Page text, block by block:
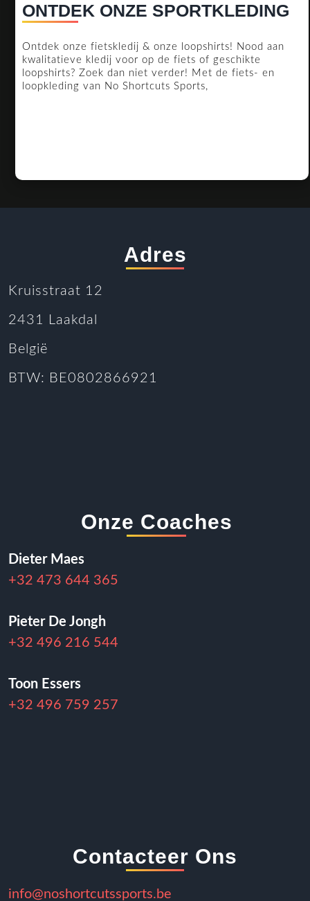
ONTDEK ONZE SPORTKLEDING
Ontdek onze fietskledij & onze loopshirts! Nood aan
kwalitatieve kledij voor op de fiets of geschikte
loopshirts? Zoek dan niet verder! Met de fiets- en
loopkleding van No Shortcuts Sports,
Adres
Kruisstraat 12
2431 Laakdal
België
BTW: BE0802866921
Onze Coaches
Dieter Maes
+32 473 644 365
Pieter De Jongh
+32 496 216 544
Toon Essers
+32 496 759 257
Contacteer Ons
info@noshortcutssports.be